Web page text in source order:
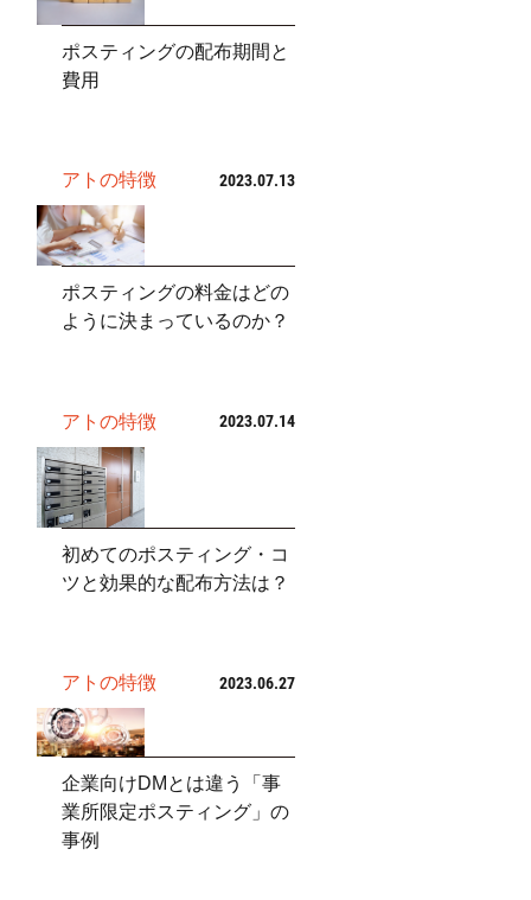
ポスティングの配布期間と
費用
アトの特徴 2023.07.13
ポスティングの料金はどの
ように決まっているのか？
アトの特徴 2023.07.14
初めてのポスティング・コ
ツと効果的な配布方法は？
アトの特徴 2023.06.27
企業向けDMとは違う「事
業所限定ポスティング」の
事例